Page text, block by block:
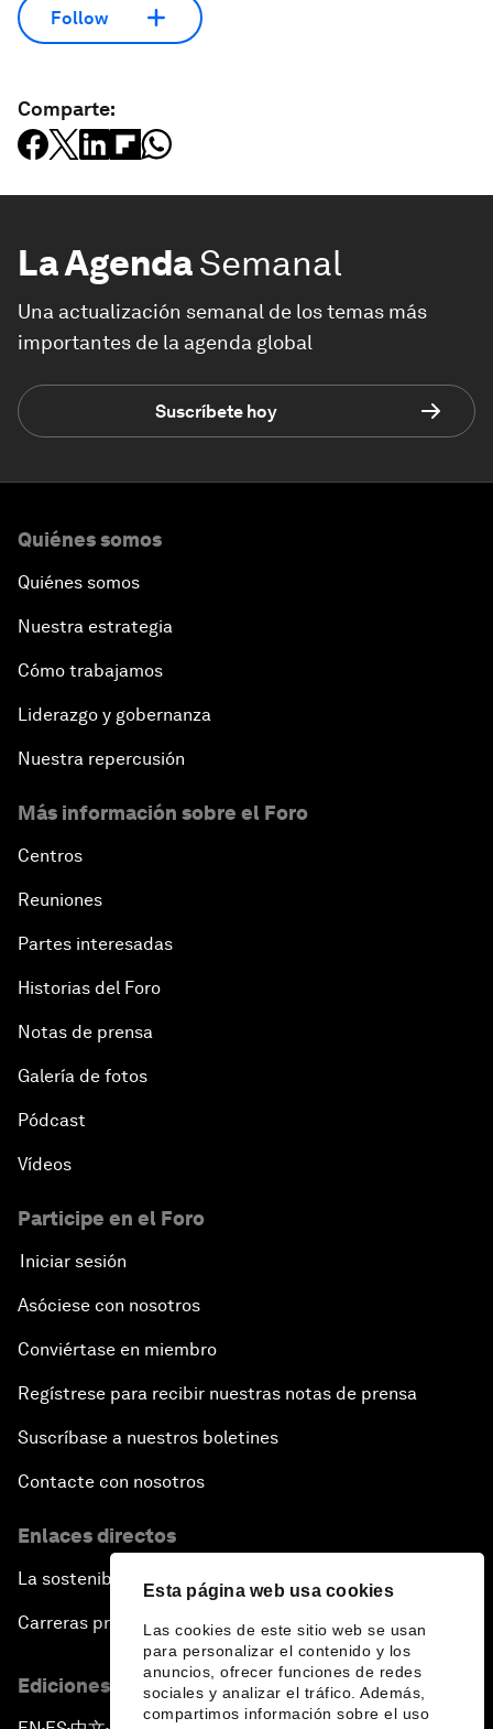
Esta página web usa cookies
Las cookies de este sitio web se usan
para personalizar el contenido y los
anuncios, ofrecer funciones de redes
sociales y analizar el tráfico. Además,
compartimos información sobre el uso
Follow
Comparte:
La AgendaSemanal
Una actualización semanal de los temas más
importantes de la agenda global
Suscríbete hoy
Quiénes somos
Quiénes somos
Nuestra estrategia
Cómo trabajamos
Liderazgo y gobernanza
Nuestra repercusión
Más información sobre el Foro
Centros
Reuniones
Partes interesadas
Historias del Foro
Notas de prensa
Galería de fotos
Pódcast
Vídeos
Participe en el Foro
Iniciar sesión
Asóciese con nosotros
Conviértase en miembro
Regístrese para recibir nuestras notas de prensa
Suscríbase a nuestros boletines
Contacte con nosotros
Enlaces directos
La sostenibilidad en el Foro
Carreras profesionales
Ediciones en otros idiomas